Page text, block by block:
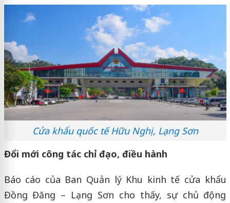
Cửa khẩu quốc tế Hữu Nghị, Lạng Sơn
Đổi mới công tác chỉ đạo, điều hành
Báo cáo của Ban Quản lý Khu kinh tế cửa khẩu
Đồng Đăng – Lạng Sơn cho thấy, sự chủ động